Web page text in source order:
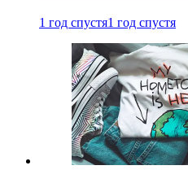
1 год спустя1 год спустя